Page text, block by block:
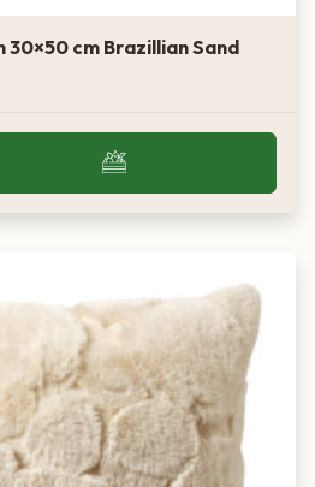
30×50 cm Brazillian Sand